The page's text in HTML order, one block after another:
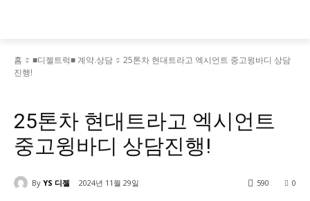
홈 ■디젤트럭■ 계약.상담
25톤차 현대트라고 엑시언트 중고윙바디 상담
진행!
25톤차 현대트라고 엑시언트
중고윙바디 상담진행!
By YS 디젤 2024년 11월 29일 0
590